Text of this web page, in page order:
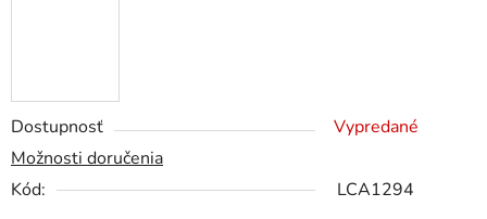
Dostupnosť
Vypredané
Možnosti doručenia
Kód:
LCA1294